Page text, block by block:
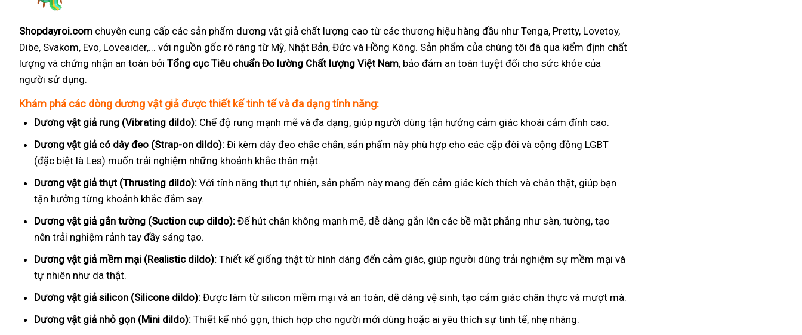
Shopdayroi.com chuyên cung cấp các sản phẩm dương vật giả chất lượng cao từ các thương hiệu hàng đầu như Tenga, Pretty, Lovetoy,
Dibe, Svakom, Evo, Loveaider,... với nguồn gốc rõ ràng từ Mỹ, Nhật Bản, Đức và Hồng Kông. Sản phẩm của chúng tôi đã qua kiểm định chất
lượng và chứng nhận an toàn bởi Tổng cục Tiêu chuẩn Đo lường Chất lượng Việt Nam, bảo đảm an toàn tuyệt đối cho sức khỏe của
người sử dụng.
Khám phá các dòng dương vật giả được thiết kế tinh tế và đa dạng tính năng:
Dương vật giả rung (Vibrating dildo): Chế độ rung mạnh mẽ và đa dạng, giúp người dùng tận hưởng cảm giác khoái cảm đỉnh cao.
Dương vật giả có dây đeo (Strap-on dildo): Đi kèm dây đeo chắc chắn, sản phẩm này phù hợp cho các cặp đôi và cộng đồng LGBT
(đặc biệt là Les) muốn trải nghiệm những khoảnh khắc thân mật.
Dương vật giả thụt (Thrusting dildo): Với tính năng thụt tự nhiên, sản phẩm này mang đến cảm giác kích thích và chân thật, giúp bạn
tận hưởng từng khoảnh khắc đắm say.
Dương vật giả gắn tường (Suction cup dildo): Đế hút chân không mạnh mẽ, dễ dàng gắn lên các bề mặt phẳng như sàn, tường, tạo
nên trải nghiệm rảnh tay đầy sáng tạo.
Dương vật giả mềm mại (Realistic dildo): Thiết kế giống thật từ hình dáng đến cảm giác, giúp người dùng trải nghiệm sự mềm mại và
tự nhiên như da thật.
Dương vật giả silicon (Silicone dildo): Được làm từ silicon mềm mại và an toàn, dễ dàng vệ sinh, tạo cảm giác chân thực và mượt mà.
Dương vật giả nhỏ gọn (Mini dildo): Thiết kế nhỏ gọn, thích hợp cho người mới dùng hoặc ai yêu thích sự tinh tế, nhẹ nhàng.